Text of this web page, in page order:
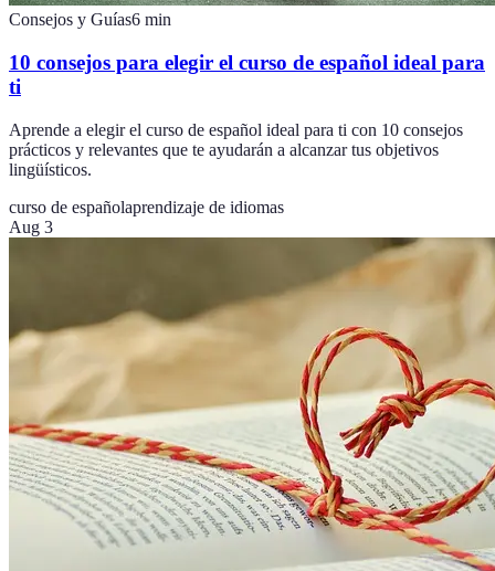
Consejos y Guías6 min
10 consejos para elegir el curso de español ideal para
ti
Aprende a elegir el curso de español ideal para ti con 10 consejos
prácticos y relevantes que te ayudarán a alcanzar tus objetivos
lingüísticos.
curso de españolaprendizaje de idiomas
Aug 3